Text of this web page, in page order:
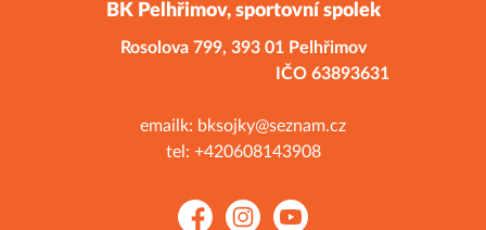
BK Pelhřimov, sportovní spolek
Rosolova 799, 393 01 Pelhřimov
IČO 63893631
emailk: bksojky@seznam.cz
tel: +420608143908